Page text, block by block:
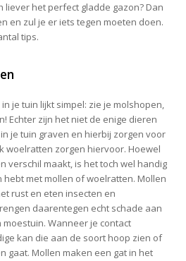
liever het perfect gladde gazon? Dan
en zul je er iets tegen moeten doen.
tips.
je tuin lijkt simpel: zie je molshopen,
Echter zijn het niet de enige dieren
je tuin graven en hierbij zorgen voor
woelratten zorgen hiervoor. Hoewel
verschil maakt, is het toch wel handig
hebt met mollen of woelratten. Mollen
rust en eten insecten en
daarentegen echt schade aan
Wanneer je contact
kan die aan de soort hoop zien of
gaat. Mollen maken een gat in het